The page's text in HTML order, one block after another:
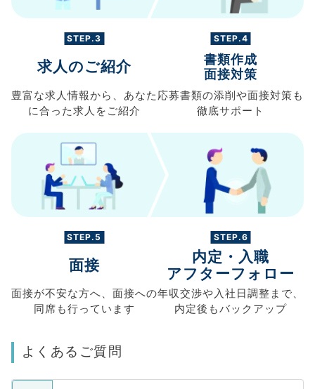
STEP.3
求人のご紹介
豊富な求人情報から、 あなた
に合った求人を ご紹介
STEP.4
書類作成
面接対策
応募書類の添削や面接対策も
徹底サポート
STEP.5
面接
面接が不安な方へ、 面接への
同席も行っています
STEP.6
内定・入職
アフターフォロー
年収交渉や入社日調整まで、
内定後もバックアップ
よくあるご質問